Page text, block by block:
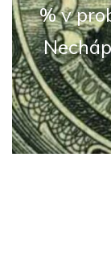
% v